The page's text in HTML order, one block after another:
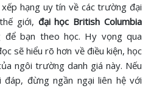
hạng uy tín về các trường đại
giới, đại học British Columbia
bạn theo học. Hy vọng qua
sẽ hiểu rõ hơn về điều kiện, học
ngôi trường danh giá này. Nếu
đừng ngần ngại liên hệ với